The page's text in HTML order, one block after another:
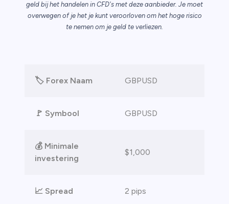
geld bij het handelen in CFD's met deze aanbieder. Je moet
overwegen of je het je kunt veroorloven om het hoge risico
te nemen om je geld te verliezen.
🏷️ Forex Naam GBPUSD
🚩 Symbool GBPUSD
💰 Minimale
investering
$1,000
📈 Spread 2 pips